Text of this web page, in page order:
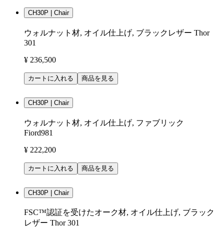
CH30P | Chair
ウォルナット材, オイル仕上げ, ブラックレザー Thor
301
¥ 236,500
カートに入れる 商品を見る
CH30P | Chair
ウォルナット材, オイル仕上げ, ファブリック
Fiord981
¥ 222,200
カートに入れる 商品を見る
CH30P | Chair
FSC™認証を受けたオーク材, オイル仕上げ, ブラック
レザー Thor 301